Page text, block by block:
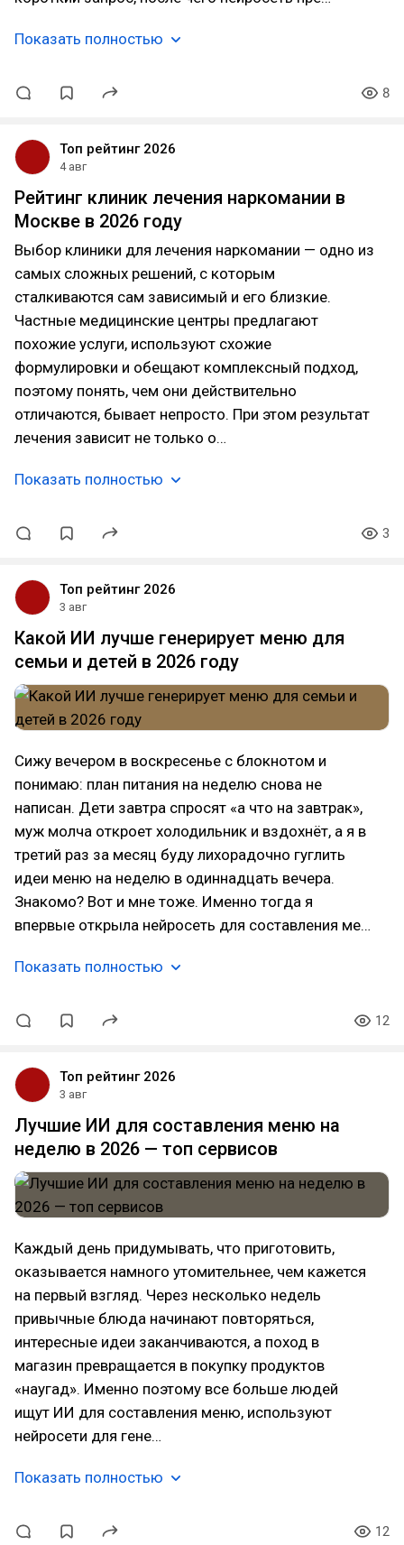
Показать полностью
8
Топ рейтинг 2026
4 авг
Рейтинг клиник лечения наркомании в
Москве в 2026 году
Выбор клиники для лечения наркомании — одно из
самых сложных решений, с которым
сталкиваются сам зависимый и его близкие.
Частные медицинские центры предлагают
похожие услуги, используют схожие
формулировки и обещают комплексный подход,
поэтому понять, чем они действительно
отличаются, бывает непросто. При этом результат
лечения зависит не только о…
Показать полностью
3
Топ рейтинг 2026
3 авг
Какой ИИ лучше генерирует меню для
семьи и детей в 2026 году
Сижу вечером в воскресенье с блокнотом и
понимаю: план питания на неделю снова не
написан. Дети завтра спросят «а что на завтрак»,
муж молча откроет холодильник и вздохнёт, а я в
третий раз за месяц буду лихорадочно гуглить
идеи меню на неделю в одиннадцать вечера.
Знакомо? Вот и мне тоже. Именно тогда я
впервые открыла нейросеть для составления ме…
Показать полностью
12
Топ рейтинг 2026
3 авг
Лучшие ИИ для составления меню на
неделю в 2026 — топ сервисов
Каждый день придумывать, что приготовить,
оказывается намного утомительнее, чем кажется
на первый взгляд. Через несколько недель
привычные блюда начинают повторяться,
интересные идеи заканчиваются, а поход в
магазин превращается в покупку продуктов
«наугад». Именно поэтому все больше людей
ищут ИИ для составления меню, используют
нейросети для гене…
Показать полностью
12